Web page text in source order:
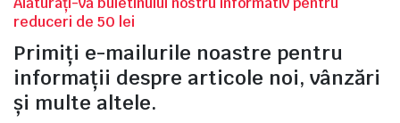
reduceri de 50 lei
Primiți e-mailurile noastre pentru
informații despre articole noi, vânzări
și multe altele.